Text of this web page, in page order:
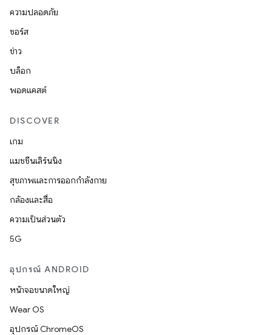
ความปลอดภัย
ซอร์ส
ข่าว
บล็อก
พอดแคสต์
DISCOVER
เกม
แมชชีนเลิร์นนิง
สุขภาพและการออกกำลังกาย
กล้องและสื่อ
ความเป็นส่วนตัว
5G
อุปกรณ์ ANDROID
หน้าจอขนาดใหญ่
Wear OS
อุปกรณ์ ChromeOS